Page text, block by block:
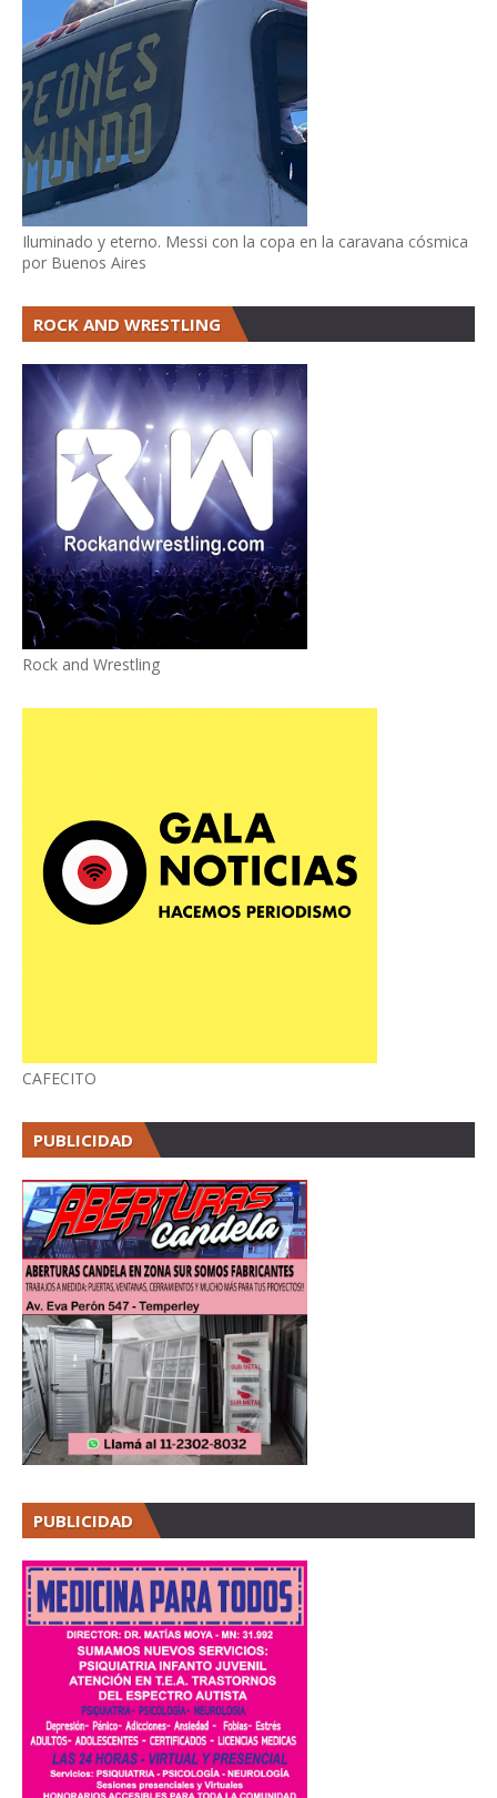
Iluminado y eterno. Messi con la copa en la caravana cósmica
por Buenos Aires
ROCK AND WRESTLING
Rock and Wrestling
CAFECITO
PUBLICIDAD
PUBLICIDAD